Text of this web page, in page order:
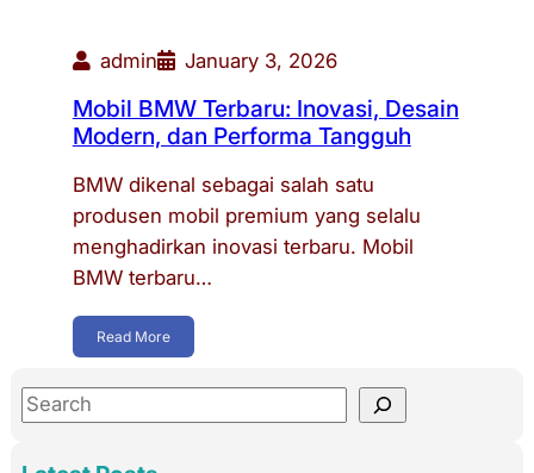
admin January 3, 2026
Mobil BMW Terbaru: Inovasi, Desain
Modern, dan Performa Tangguh
BMW dikenal sebagai salah satu
produsen mobil premium yang selalu
menghadirkan inovasi terbaru. Mobil
BMW terbaru…
Read More
S
a